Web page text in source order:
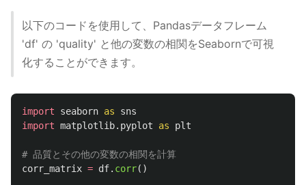
以下のコードを使用して、Pandasデータフレーム
'df' の 'quality' と他の変数の相関をSeabornで可視
化することができます。
import seaborn as
sns
import matplotlib.pyplot as plt
corr_matrix = df. corr()